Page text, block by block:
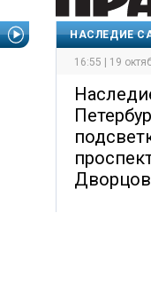
НАСЛЕДИЕ
16:55 | 19